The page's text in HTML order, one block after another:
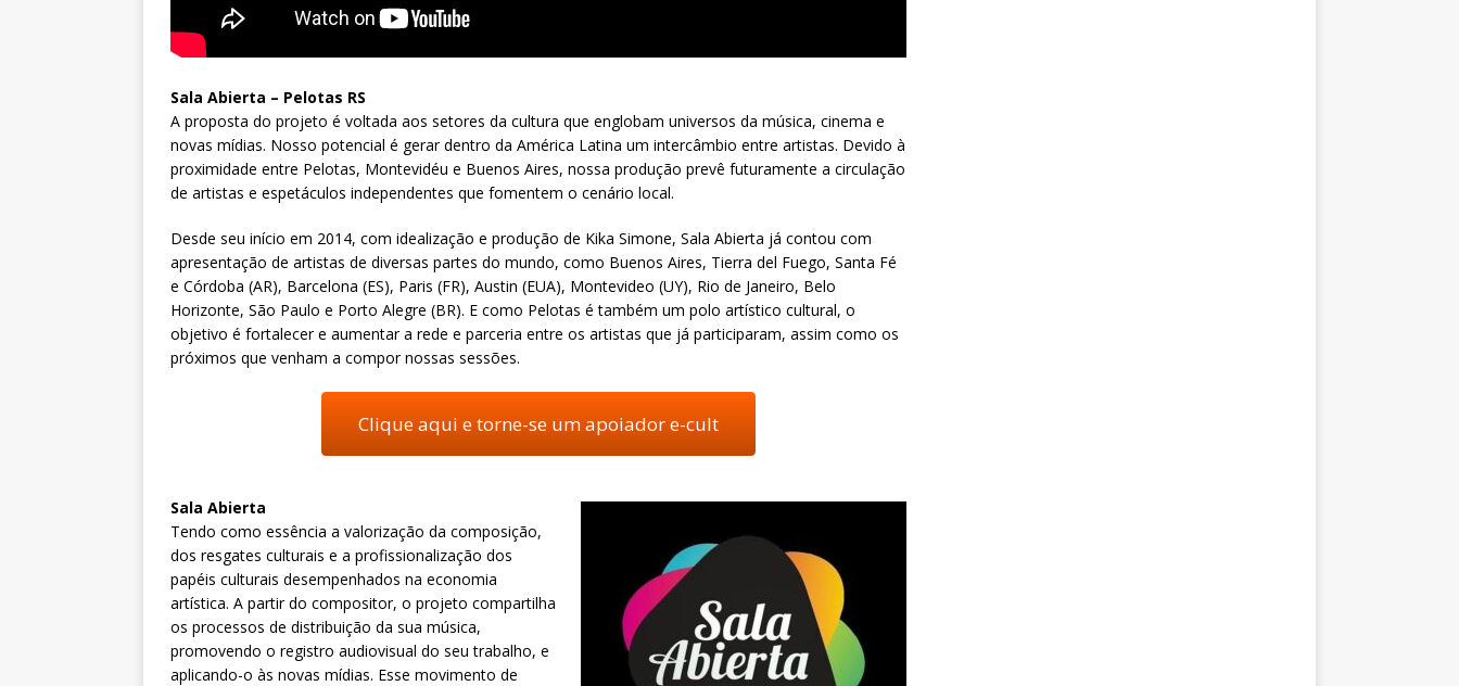
Sala Abierta – Pelotas RS
A proposta do projeto é voltada aos setores da cultura que englobam universos da música, cinema e
novas mídias. Nosso potencial é gerar dentro da América Latina um intercâmbio entre artistas. Devido à
proximidade entre Pelotas, Montevidéu e Buenos Aires, nossa produção prevê futuramente a circulação
de artistas e espetáculos independentes que fomentem o cenário local.
Desde seu início em 2014, com idealização e produção de Kika Simone, Sala Abierta já contou com
apresentação de artistas de diversas partes do mundo, como Buenos Aires, Tierra del Fuego, Santa Fé
e Córdoba (AR), Barcelona (ES), Paris (FR), Austin (EUA), Montevideo (UY), Rio de Janeiro, Belo
Horizonte, São Paulo e Porto Alegre (BR). E como Pelotas é também um polo artístico cultural, o
objetivo é fortalecer e aumentar a rede e parceria entre os artistas que já participaram, assim como os
próximos que venham a compor nossas sessões.
Clique aqui e torne-se um apoiador e-cult
Sala Abierta
Tendo como essência a valorização da composição,
dos resgates culturais e a profissionalização dos
papéis culturais desempenhados na economia
artística. A partir do compositor, o projeto compartilha
os processos de distribuição da sua música,
promovendo o registro audiovisual do seu trabalho, e
aplicando-o às novas mídias. Esse movimento de